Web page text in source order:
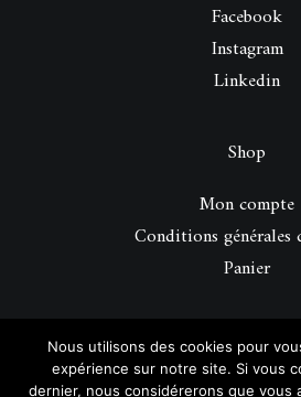
© 2026 Be Perfect Magazine.|
Facebook
Instagram
Linkedin
Shop
Mon compte
Conditions générales
Panier
Nous utilisons des cookies pour
expérience sur notre site. Si vous
dernier, nous considérerons que vous